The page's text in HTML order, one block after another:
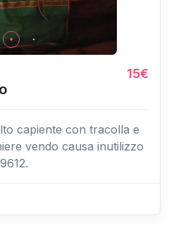
15€
capiente con tracolla e
vendo causa inutilizzo